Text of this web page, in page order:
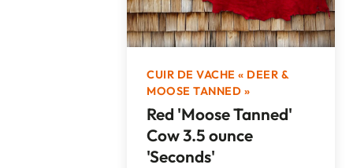
CUIR DE VACHE « DEER &
MOOSE TANNED »
Red 'Moose Tanned'
Cow 3.5 ounce
'Seconds'